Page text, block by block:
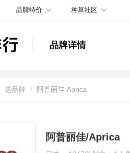
品牌特价 种草社区
品牌详情
选品牌 阿普丽佳 Aprica
阿普丽佳/Aprica